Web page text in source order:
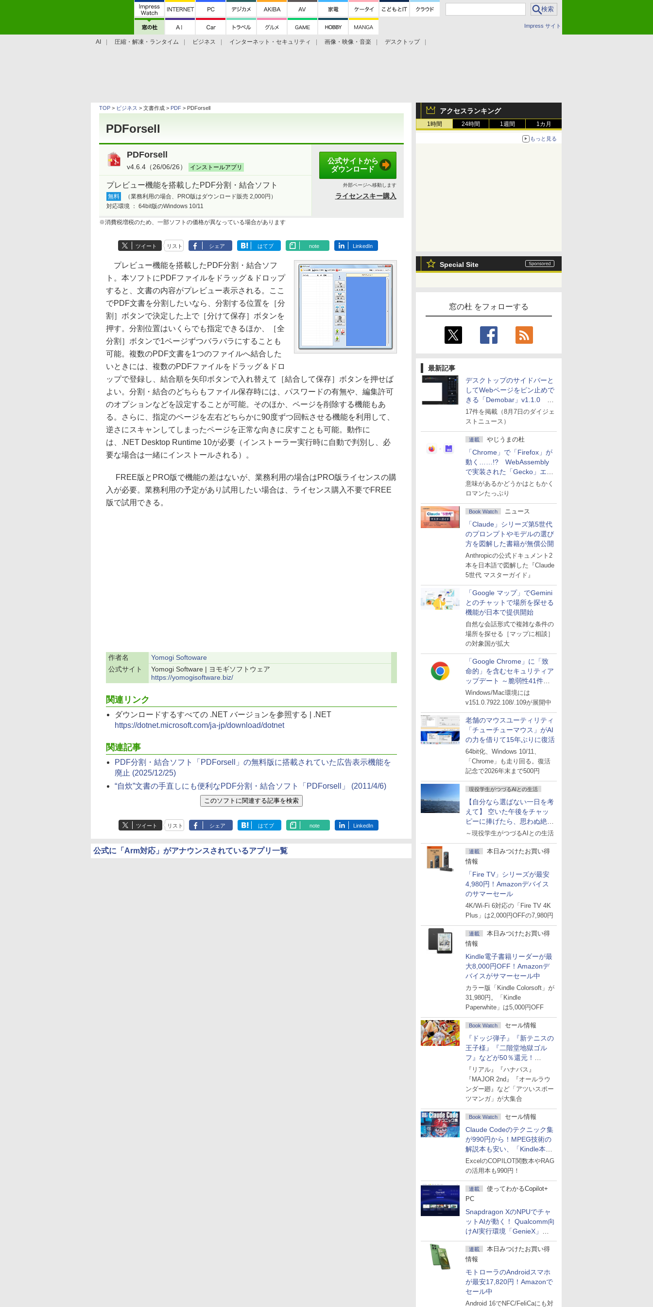
Impress サイト
AI 圧縮・解凍・ランタイム ビジネス インターネット・セキュリティ 画像・映像・音楽
デスクトップ
アクセスランキング
1時間 24時間 1週間 1カ月
もっと見る
Special Site
窓の杜 をフォローする
最新記事
デスクトップのサイドバーと
してWebページをピン止めで
きる「Demobar」v1.1.0 ほ
か
17件を掲載（8月7日のダイジェ
ストニュース）
連載 やじうまの杜
「Chrome」で「Firefox」が
動く……!? WebAssembly
で実装された「Gecko」エン
ジン
意味があるかどうかはともかく
ロマンたっぷり
Book Watch ニュース
「Claude」シリーズ第5世代
のプロンプトやモデルの選び
方を図解した書籍が無償公開
Anthropicの公式ドキュメント2
本を日本語で図解した『Claude
5世代 マスターガイド』
「Google マップ」でGemini
とのチャットで場所を探せる
機能が日本で提供開始
自然な会話形式で複雑な条件の
場所を探せる［マップに相談］
の対象国が拡大
「Google Chrome」に「致
命的」を含むセキュリティア
ップデート ～脆弱性41件に
対処
Windows/Mac環境には
v151.0.7922.108/.109が展開中
老舗のマウスユーティリティ
「チューチューマウス」がAI
の力を借りて15年ぶりに復活
64bit化、Windows 10/11、
「Chrome」も走り回る。復活
記念で2026年末まで500円
現役学生がつづるAIとの生活
【自分なら選ばない一日を考
えて】 空いた午後をチャッ
ピーに捧げたら、思わぬ絶景
に出会った話
～現役学生がつづるAIとの生活
連載
本日みつけたお買い得
情報
「Fire TV」シリーズが最安
4,980円！Amazonデバイス
のサマーセール
4K/Wi-Fi 6対応の「Fire TV 4K
Plus」は2,000円OFFの7,980円
連載
本日みつけたお買い得
情報
Kindle電子書籍リーダーが最
大8,000円OFF！Amazonデ
バイスがサマーセール中
カラー版「Kindle Colorsoft」が
31,980円。「Kindle
Paperwhite」は5,000円OFF
Book Watch セール情報
『ドッジ弾子』『新テニスの
王子様』『二階堂地獄ゴル
フ』などが50％還元！
Amazonマンガ週末セール
『リアル』『ハナバス』
『MAJOR 2nd』『オールラウ
ンダー廻』など「アツいスポー
ツマンガ」が大集合
Book Watch セール情報
Claude Codeのテクニック集
が990円から！MPEG技術の
解説本も安い、「Kindle本サ
マーセール」第2弾開始！
ExcelのCOPILOT関数本やRAG
の活用本も990円！
連載
使ってわかるCopilot+
PC
Snapdragon XのNPUでチャ
ットAIが動く！ Qualcomm向
けAI実行環境「GenieX」を
試してみた
連載
本日みつけたお買い得
情報
モトローラのAndroidスマホ
が最安17,820円！Amazonで
セール中
Android 16でNFC/FeliCaにも対
TOP> ビジネス > 文書作成 > PDF> PDForsell
PDForsell
PDForsell
v4.6.4（26/06/26） インストールアプリ
プレビュー機能を搭載したPDF分割・結合ソフト
無料
（業務利用の場合、PRO版はダウンロード販売 2,000円）
対応環境 ： 64bit版のWindows 10/11
公式サイトから
ダウンロード
外部ページへ移動します
ライセンスキー購入
※消費税増税のため、一部ソフトの価格が異なっている場合があります
ツイート リスト シェア はてブ note LinkedIn
プレビュー機能を搭載したPDF分割・結合ソフ
ト。本ソフトにPDFファイルをドラッグ＆ドロップ
すると、文書の内容がプレビュー表示される。ここ
でPDF文書を分割したいなら、分割する位置を［分
割］ボタンで決定した上で［分けて保存］ボタンを
押す。分割位置はいくらでも指定できるほか、［全
分割］ボタンで1ページずつバラバラにすることも
可能。複数のPDF文書を1つのファイルへ結合した
いときには、複数のPDFファイルをドラッグ＆ドロ
ップで登録し、結合順を矢印ボタンで入れ替えて［結合して保存］ボタンを押せば
よい。分割・結合のどちらもファイル保存時には、パスワードの有無や、編集許可
のオプションなどを設定することが可能。そのほか、ページを削除する機能もあ
る。さらに、指定のページを左右どちらかに90度ずつ回転させる機能を利用して、
逆さにスキャンしてしまったページを正常な向きに戻すことも可能。動作に
は、.NET Desktop Runtime 10が必要（インストーラー実行時に自動で判別し、必
要な場合は一緒にインストールされる）。
FREE版とPRO版で機能の差はないが、業務利用の場合はPRO版ライセンスの購
入が必要。業務利用の予定があり試用したい場合は、ライセンス購入不要でFREE
版で試用できる。
作者名
Yomogi Softoware
公式サイト
Yomogi Software | ヨモギソフトウェア
https://yomogisoftware.biz/
関連リンク
ダウンロードするすべての .NET バージョンを参照する | .NET
https://dotnet.microsoft.com/ja-jp/download/dotnet
関連記事
PDF分割・結合ソフト「PDForsell」の無料版に搭載されていた広告表示機能を
廃止 (2025/12/25)
“自炊”文書の手直しにも便利なPDF分割・結合ソフト「PDForsell」 (2011/4/6)
ツイート リスト シェア はてブ note LinkedIn
公式に「Arm対応」がアナウンスされているアプリ一覧